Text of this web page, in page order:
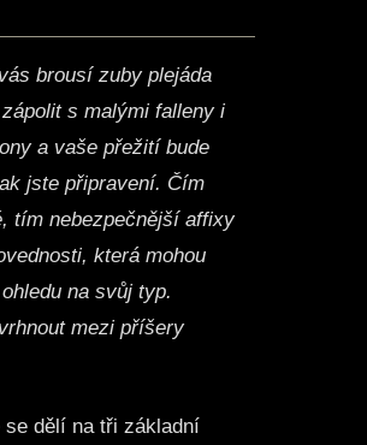
brousí zuby plejáda
s malými falleny i
a vaše přežití bude
jste připravení. Čím
tím nebezpečnější affixy
která mohou
na svůj typ.
mezi příšery
se dělí na tři základní